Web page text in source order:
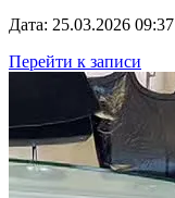
Дата: 25.03.2026 09:37
Перейти к записи